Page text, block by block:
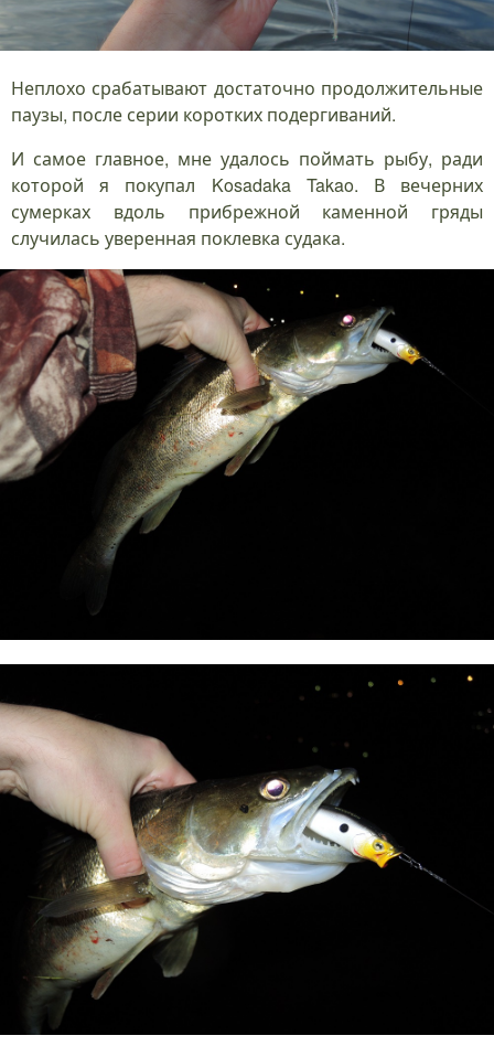
Неплохо срабатывают достаточно продолжительные
паузы, после серии коротких подергиваний.
И самое главное, мне удалось поймать рыбу, ради
которой я покупал Kosadaka Takao. В вечерних
сумерках вдоль прибрежной каменной гряды
случилась уверенная поклевка судака.